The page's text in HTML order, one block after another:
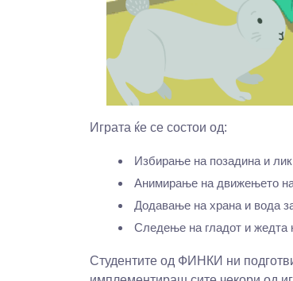
Играта ќе се состои од:
Избирање на позадина и
Анимирање на движењето
Додавање на храна и вода
Следење на гладот и жедта
Студентите од ФИНКИ ни